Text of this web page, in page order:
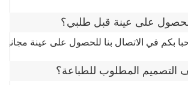
على عينة قبل طلبي؟
بكم في الاتصال بنا للحصول على عينة مجانية.
التصميم المطلوب للطباعة؟